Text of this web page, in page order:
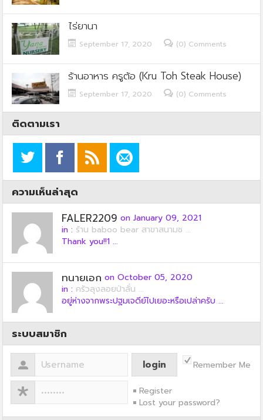
ไร่ยานา
September 17, 2020 (0) Comments
ร้านอาหาร ครูต้อ (Kru Toh Steak House)
September 17, 2020 (0) Comments
ติดตามเรา
ความเห็นล่าสุด
FALER2209 on January 09, 2021
in : ร้าน baboo bear สาขาสนามช ...
Thank you!!1 ...
ทนายเอก on October 05, 2020
in : ครัวลุงลอยป่าลั่น ...
อยู่ห่างจากพระปฐมเจดีย์ไปเยอะหรือเปล่าครับ ...
ระบบสมาชิก
Remember Me
Register
Lost your password?